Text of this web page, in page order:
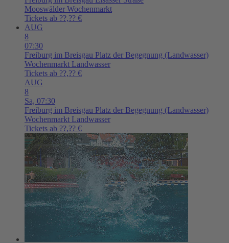
Mooswälder Wochenmarkt
Tickets ab ??,?? €
AUG
8
07:30
Freiburg im Breisgau Platz der Begegnung (Landwasser)
Wochenmarkt Landwasser
Tickets ab ??,?? €
AUG
8
Sa, 07:30
Freiburg im Breisgau Platz der Begegnung (Landwasser)
Wochenmarkt Landwasser
Tickets ab ??,?? €